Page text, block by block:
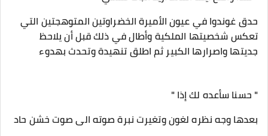
حدق غوندوا في عيون الأميرة الخضراوتين المتوهجتين التي
تعكس شخصيتها الملكية وأطال في ذلك قبل أن يلاحظ
جديتها واصرارها الكبير ثم اطلق تنهيدة وتحدث بهدوء
" حسنا سأعده لك إذا "
بعدها وجه نظره لغون وتغيرت نبرة صوته الى صوت خشن حاد